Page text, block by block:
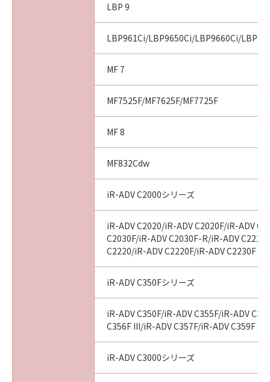
LBP 9
LBP961Ci/LBP9650Ci/LBP9660Ci/
MF 7
MF7525F/MF7625F/MF7725F
MF 8
MF832Cdw
iR-ADV C2000シリーズ
iR-ADV C2020/iR-ADV C2020F/iR-ADV
C2030F/iR-ADV C2030F-R/iR-ADV
C2220/iR-ADV C2220F/iR-ADV C2230F
iR-ADV C350Fシリーズ
iR-ADV C350F/iR-ADV C355F/iR-ADV
C356F III/iR-ADV C357F/iR-ADV C359F
iR-ADV C3000シリーズ